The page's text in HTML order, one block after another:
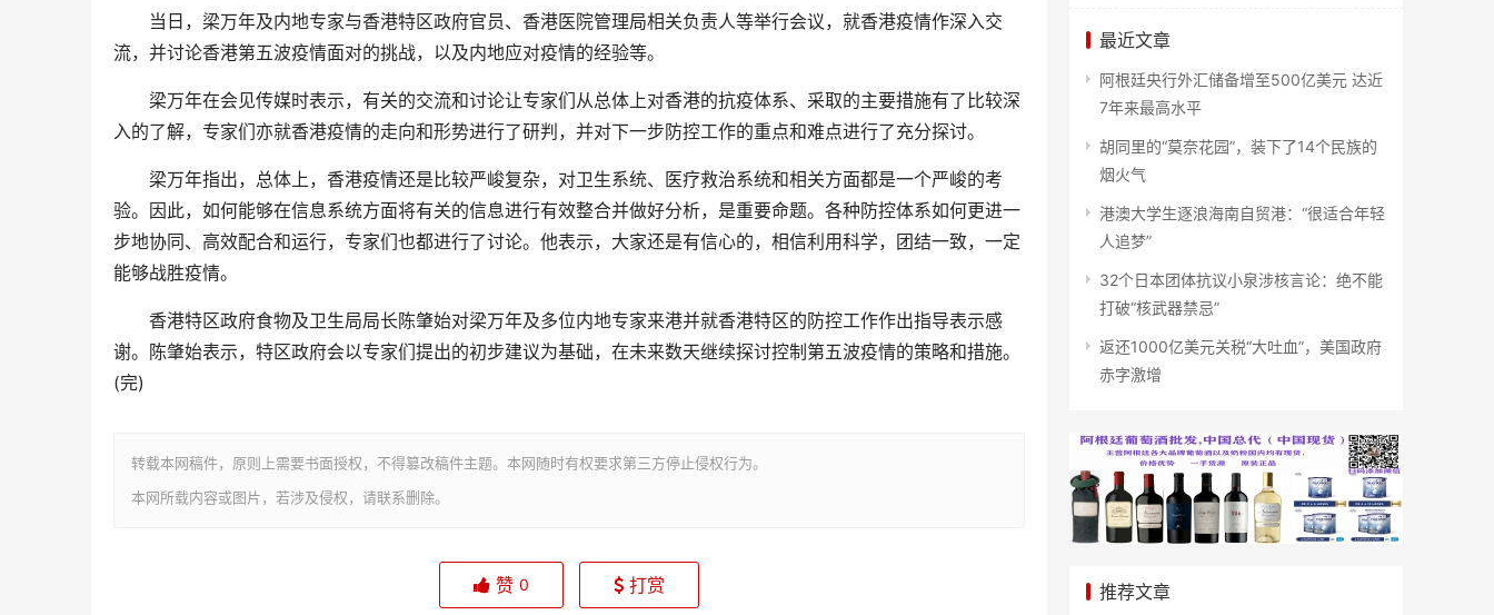
当日，梁万年及内地专家与香港特区政府官员、香港医院管理局相关负责人等举行会议，就香港疫情作深入交
流，并讨论香港第五波疫情面对的挑战，以及内地应对疫情的经验等。
梁万年在会见传媒时表示，有关的交流和讨论让专家们从总体上对香港的抗疫体系、采取的主要措施有了比较深
入的了解，专家们亦就香港疫情的走向和形势进行了研判，并对下一步防控工作的重点和难点进行了充分探讨。
梁万年指出，总体上，香港疫情还是比较严峻复杂，对卫生系统、医疗救治系统和相关方面都是一个严峻的考
验。因此，如何能够在信息系统方面将有关的信息进行有效整合并做好分析，是重要命题。各种防控体系如何更进一
步地协同、高效配合和运行，专家们也都进行了讨论。他表示，大家还是有信心的，相信利用科学，团结一致，一定
能够战胜疫情。
香港特区政府食物及卫生局局长陈肇始对梁万年及多位内地专家来港并就香港特区的防控工作作出指导表示感
谢。陈肇始表示，特区政府会以专家们提出的初步建议为基础，在未来数天继续探讨控制第五波疫情的策略和措施。
(完)
转载本网稿件，原则上需要书面授权，不得篡改稿件主题。本网随时有权要求第三方停止侵权行为。
本网所载内容或图片，若涉及侵权，请联系删除。
赞 0 打赏
最近文章
阿根廷央行外汇储备增至500亿美元 达近
7年来最高水平
胡同里的“莫奈花园”，装下了14个民族的
烟火气
港澳大学生逐浪海南自贸港：“很适合年轻
人追梦”
32个日本团体抗议小泉涉核言论：绝不能
打破“核武器禁忌”
返还1000亿美元关税“大吐血”，美国政府
赤字激增
推荐文章